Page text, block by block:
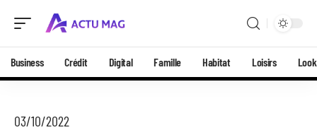
Business Crédit Digital Famille Habitat Loisirs Look
03/10/2022